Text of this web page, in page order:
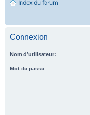
Index du forum
Connexion
Nom d’utilisateur:
Mot de passe: